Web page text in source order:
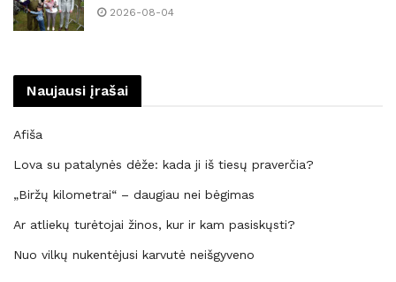
2026-08-04
Naujausi įrašai
Afiša
Lova su patalynės dėže: kada ji iš tiesų praverčia?
„Biržų kilometrai“ – daugiau nei bėgimas
Ar atliekų turėtojai žinos, kur ir kam pasiskųsti?
Nuo vilkų nukentėjusi karvutė neišgyveno